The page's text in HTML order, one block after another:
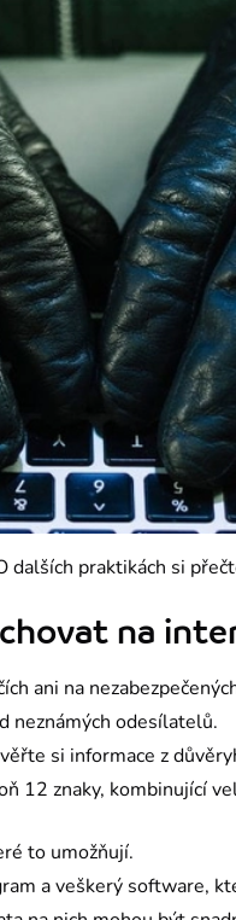
na
ani na
neznámých odesílatelů.
si informace z
12 znaky, kombinující
to umožňují.
a veškerý software,